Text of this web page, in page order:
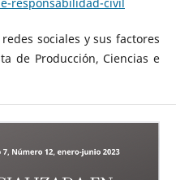
sociales y sus factores
de Producción, Ciencias e